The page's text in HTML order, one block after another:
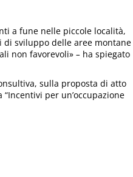
a fune nelle piccole località,
sviluppo delle aree montane
non favorevoli» – ha spiegato
sulla proposta di atto
per un’occupazione